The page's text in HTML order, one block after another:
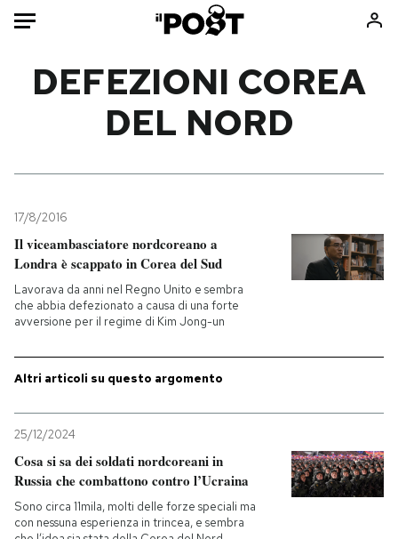
Mondo
Tecnologia
Internet
Cultura
Economia
Sport
Libri
Europa
Mondiali calcio 2026
PODCAST
DEFEZIONI COREA
DEL NORD
17/8/2016
Il viceambasciatore nordcoreano a
Londra è scappato in Corea del Sud
Lavorava da anni nel Regno Unito e sembra
che abbia defezionato a causa di una forte
avversione per il regime di Kim Jong-un
Altri articoli su questo argomento
25/12/2024
Cosa si sa dei soldati nordcoreani in
Russia che combattono contro l’Ucraina
Sono circa 11mila, molti delle forze speciali ma
con nessuna esperienza in trincea, e sembra